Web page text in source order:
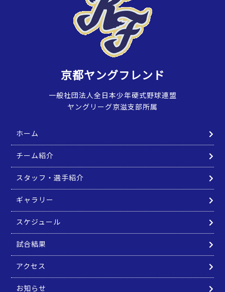
京都ヤングフレンド
一般社団法人全日本少年硬式野球連盟
ヤングリーグ京滋支部所属
ホーム
チーム紹介
スタッフ・選手紹介
ギャラリー
スケジュール
試合結果
アクセス
お知らせ